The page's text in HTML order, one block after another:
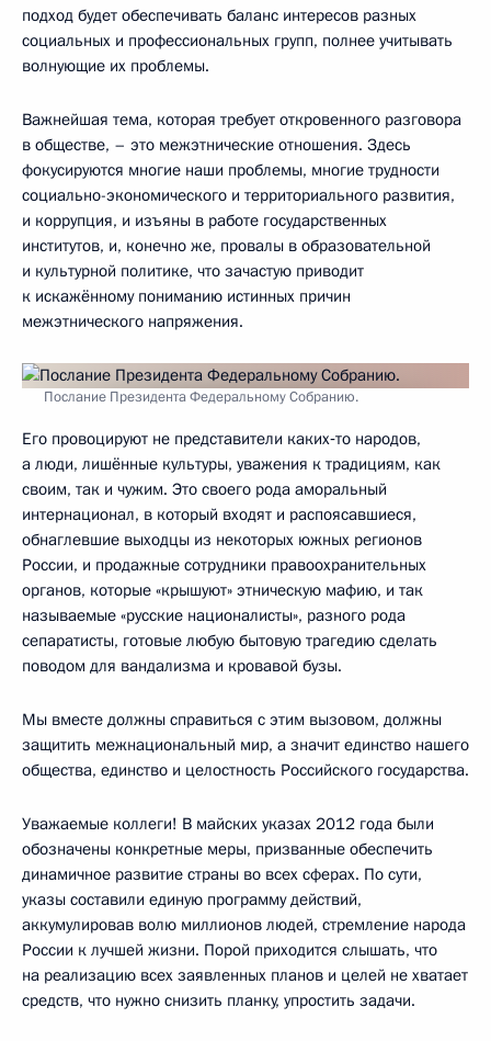
подход будет обеспечивать баланс интересов разных
социальных и профессиональных групп, полнее учитывать
волнующие их проблемы.
Важнейшая тема, которая требует откровенного разговора
в обществе, – это межэтнические отношения. Здесь
фокусируются многие наши проблемы, многие трудности
социально-экономического и территориального развития,
и коррупция, и изъяны в работе государственных
институтов, и, конечно же, провалы в образовательной
и культурной политике, что зачастую приводит
к искажённому пониманию истинных причин
межэтнического напряжения.
Послание Президента Федеральному Собранию.
Его провоцируют не представители каких‑то народов,
а люди, лишённые культуры, уважения к традициям, как
своим, так и чужим. Это своего рода аморальный
интернационал, в который входят и распоясавшиеся,
обнаглевшие выходцы из некоторых южных регионов
России, и продажные сотрудники правоохранительных
органов, которые «крышуют» этническую мафию, и так
называемые «русские националисты», разного рода
сепаратисты, готовые любую бытовую трагедию сделать
поводом для вандализма и кровавой бузы.
Мы вместе должны справиться с этим вызовом, должны
защитить межнациональный мир, а значит единство нашего
общества, единство и целостность Российского государства.
Уважаемые коллеги! В майских указах 2012 года были
обозначены конкретные меры, призванные обеспечить
динамичное развитие страны во всех сферах. По сути,
указы составили единую программу действий,
аккумулировав волю миллионов людей, стремление народа
России к лучшей жизни. Порой приходится слышать, что
на реализацию всех заявленных планов и целей не хватает
средств, что нужно снизить планку, упростить задачи.